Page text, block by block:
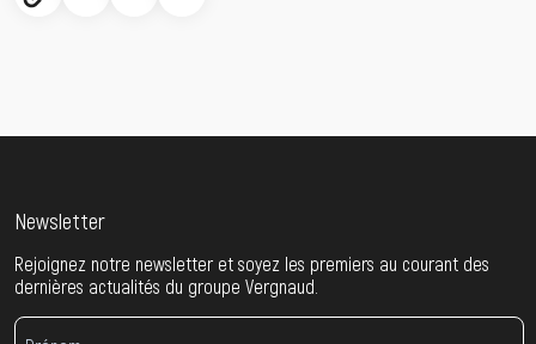
Newsletter
Rejoignez notre newsletter et soyez les premiers au courant des
dernières actualités du groupe Vergnaud.